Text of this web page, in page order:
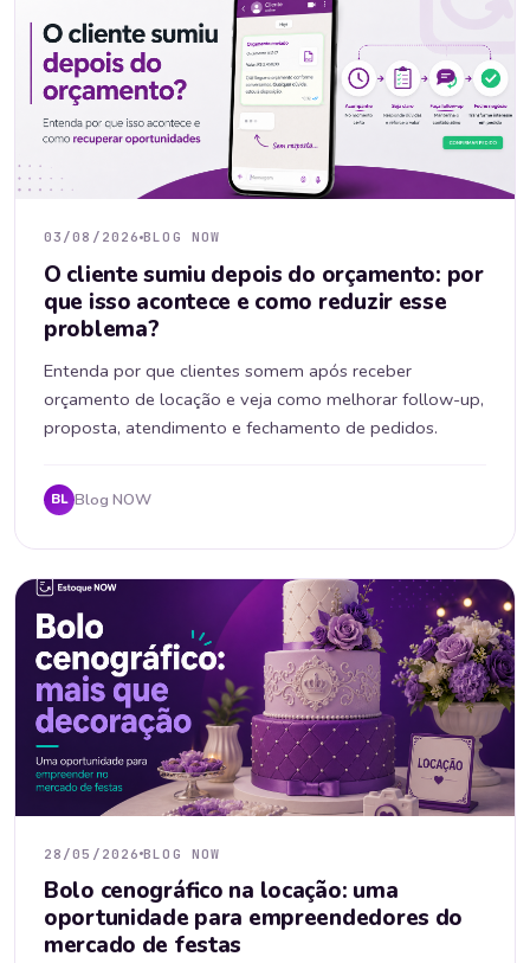
03/08/2026 BLOG NOW
O cliente sumiu depois do orçamento: por
que isso acontece e como reduzir esse
problema?
Entenda por que clientes somem após receber
orçamento de locação e veja como melhorar follow-up,
proposta, atendimento e fechamento de pedidos.
BL Blog NOW
28/05/2026 BLOG NOW
Bolo cenográfico na locação: uma
oportunidade para empreendedores do
mercado de festas